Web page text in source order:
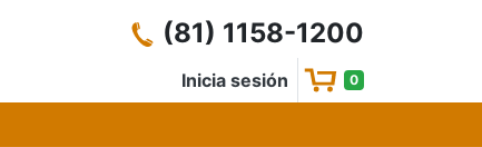
(81) 1158-1200
Inicia sesión 0